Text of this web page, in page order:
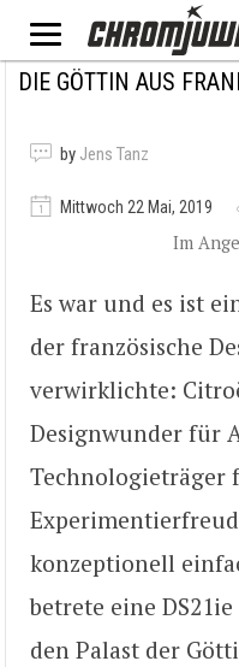
DIE GÖTTIN AUS
by Jens Tanz
Mittwoch 22 Mai, 2019
Im
Es war und es ist
der französische
verwirklichte:
Designwunder für
Technologieträger
konzeptionell
betrete eine
den Palast der